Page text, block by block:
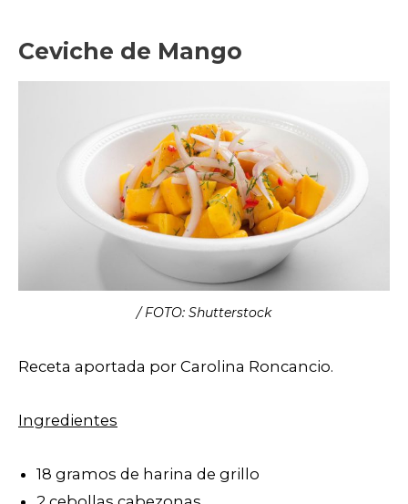
Ceviche de Mango
/ FOTO: Shutterstock
Receta aportada por Carolina Roncancio.
Ingredientes
18 gramos de harina de grillo